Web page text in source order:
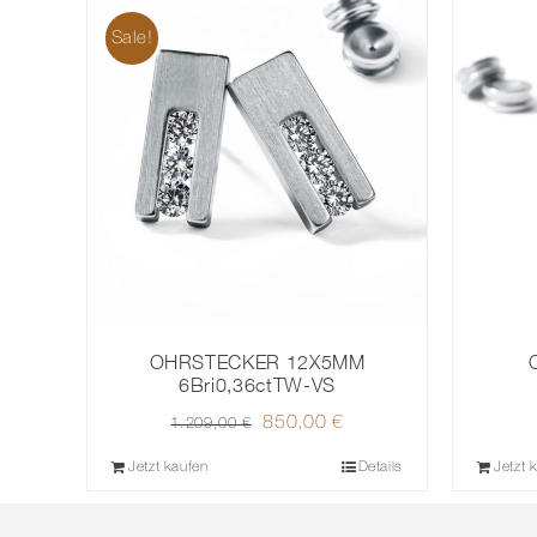
Sale!
OHRSTECKER 12X5MM
6Bri0,36ctTW-VS
1.209,00€
Ursprünglicher
850,00 €
Jetzt kaufen Details Jetzt